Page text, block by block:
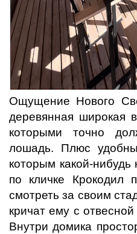
Ощущение Нового
деревянная широкая
которыми точно
лошадь. Плюс
которым какой-
по кличке Крокодил
смотреть за своим
кричат ему с
Внутри домика